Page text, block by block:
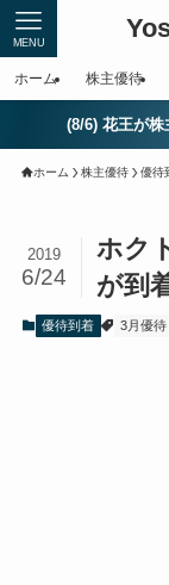
MENU
ホーム 株主優待
(8/6) 花王が株
ホーム 株主優待 優待
ホク
が到
2019
6/24
優待到着 3月優待